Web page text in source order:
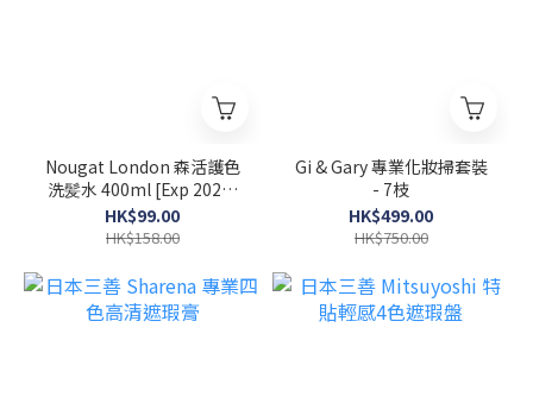
Nougat London 森活護色
洗髪水 400ml [Exp 2026-
06]
HK$99.00
HK$158.00
Gi & Gary 專業化妝掃套裝
- 7枝
HK$499.00
HK$750.00